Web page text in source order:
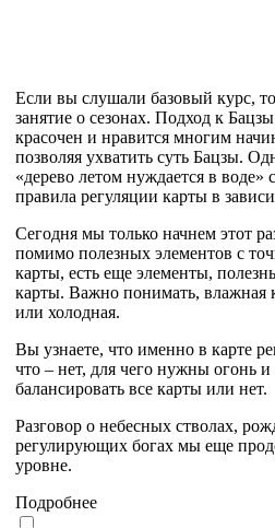
Если вы слушали базовый курс,
занятие о сезонах. Подход к
красочен и нравится многим
позволяя ухватить суть Бацзы.
«дерево летом нуждается в
правила регуляции карты в
Сегодня мы только начнем этот
помимо полезных элементов с
карты, есть еще элементы,
карты. Важно понимать, влажная
или холодная.
Вы узнаете, что именно в карте
что – нет, для чего нужны огонь
балансировать все карты или нет.
Разговор о небесных стволах,
регулирующих богах мы еще
уровне.
Подробнее